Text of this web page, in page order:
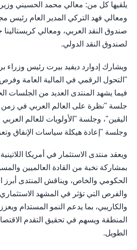
يلقيها كل من: معالي محمد الحسيني وزير
ومعالي فهد التركي المدير العام رئيس
صندوق النقد العربي، ومعالي كريستالينا
لصندوق النقد الدولي.
ويشارك إدوارد ديفيد بيرت رئيس وزراء
"التحول الرقمي في المالية العامة
فيما يشهد المنتدى العديد من الجلسات
جلسة "نظرة على العالم العربي في
اليقين"، وجلسة "الأولويات للعالم
وجلسة "إعادة هيكلة سياسات الإنفاق
ويعقد منتدى الاستثمار في أمريكا
بمشاركة نخبة من القادة العالميين
الحكومي والخاص، ويناقش المنتدى أبرز
والفرص التي تؤثر في المشهد الاستثماري
والكاريبي، بما يدعم النمو المستدام
المنطقة ويسهم في تحقيق التقدم
الطويل.